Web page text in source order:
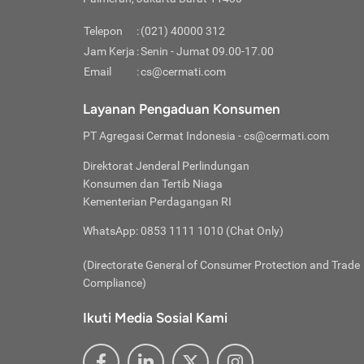
rendah
Jika
Kredit
Telepon :(021) 40000 312
Jam Kerja :Senin - Jumat 09.00-17.00
Email
:cs@cermati.com
Layanan Pengaduan Konsumen
PT Agregasi Cermat Indonesia - cs@cermati.com
Direktorat Jenderal Perlindungan
Konsumen dan Tertib Niaga
Kementerian Perdagangan RI
WhatsApp: 0853 1111 1010 (Chat Only)
(Directorate General of Consumer Protection and Trade
Compliance)
Ikuti Media Sosial Kami